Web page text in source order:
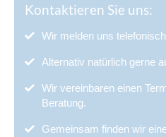
Kontaktieren Sie uns:
Wir melden uns
Alternativ natürlich gerne
Wir vereinbaren einen
Beratung.
Gemeinsam finden wir